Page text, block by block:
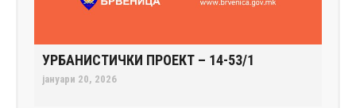
УРБАНИСТИЧКИ ПРОЕКТ – 14-53/1
јануари 20, 2026